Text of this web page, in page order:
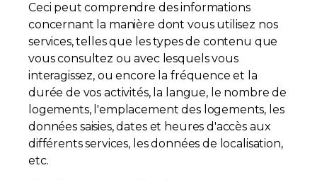
Zone Membres
Français
Ceci peut comprendre des informations
concernant la manière dont vous utilisez nos
services, telles que les types de contenu que
vous consultez ou avec lesquels vous
interagissez, ou encore la fréquence et la
durée de vos activités, la langue, le nombre de
logements, l'emplacement des logements, les
données saisies, dates et heures d'accès aux
différents services, les données de localisation,
etc.